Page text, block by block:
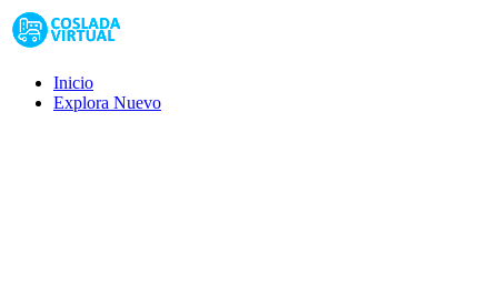
Inicio
Explora Nuevo